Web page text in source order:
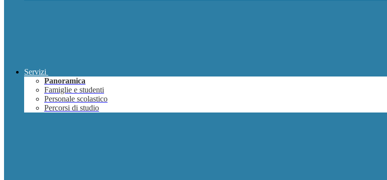
Servizi
Panoramica
Famiglie e studenti
Personale scolastico
Percorsi di studio